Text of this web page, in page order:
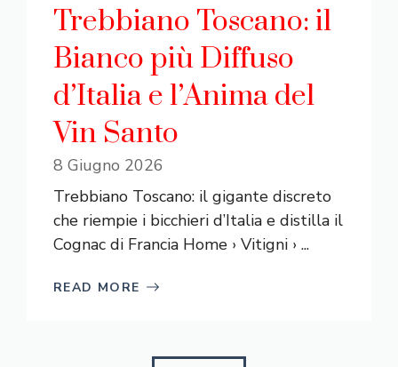
Trebbiano Toscano: il
Bianco più Diffuso
d’Italia e l’Anima del
Vin Santo
8 Giugno 2026
Trebbiano Toscano: il gigante discreto
che riempie i bicchieri d’Italia e distilla il
Cognac di Francia Home › Vitigni › ...
READ MORE